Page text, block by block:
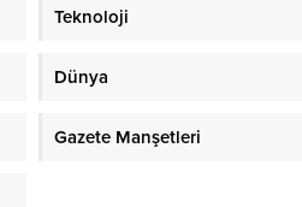
Teknoloji
Dünya
Gazete Manşetleri